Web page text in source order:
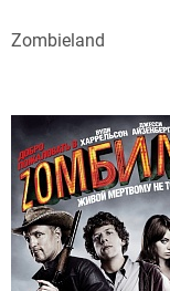
Zombieland